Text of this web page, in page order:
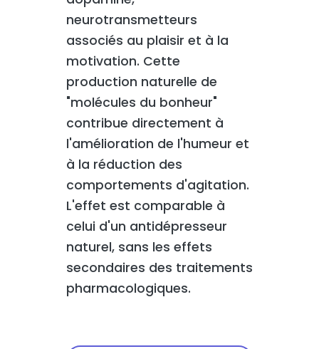
neurotransmetteurs
associés au plaisir et à la
motivation. Cette
production naturelle de
"molécules du bonheur"
contribue directement à
l'amélioration de l'humeur et
à la réduction des
comportements d'agitation.
L'effet est comparable à
celui d'un antidépresseur
naturel, sans les effets
secondaires des traitements
pharmacologiques.